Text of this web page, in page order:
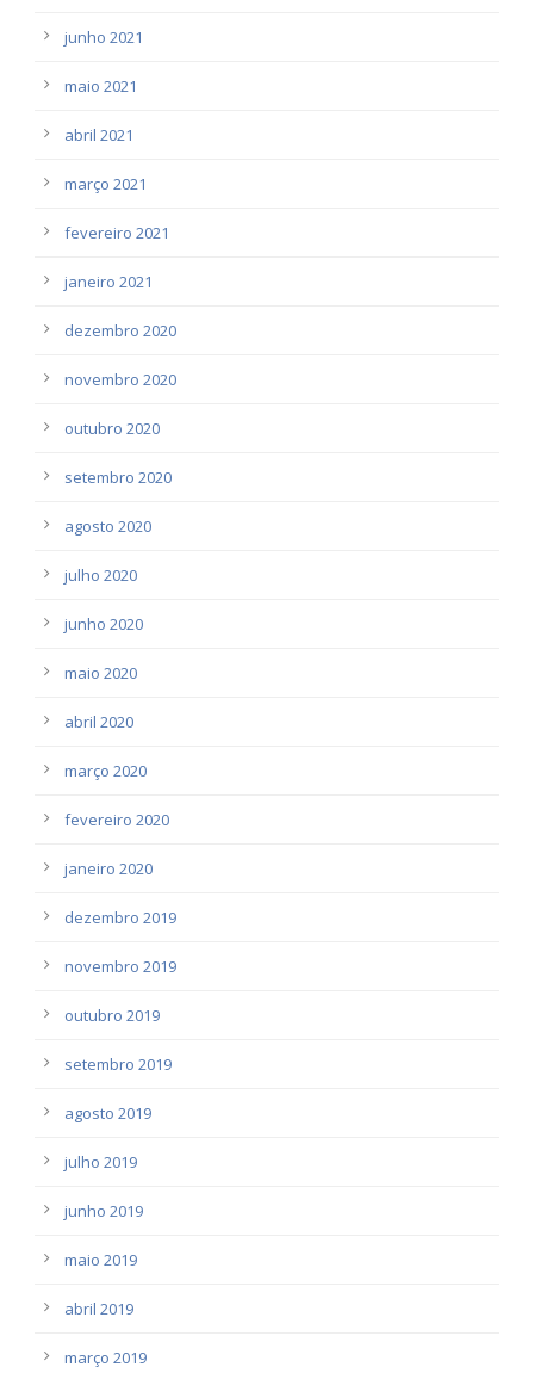
junho 2021
maio 2021
abril 2021
março 2021
fevereiro 2021
janeiro 2021
dezembro 2020
novembro 2020
outubro 2020
setembro 2020
agosto 2020
julho 2020
junho 2020
maio 2020
abril 2020
março 2020
fevereiro 2020
janeiro 2020
dezembro 2019
novembro 2019
outubro 2019
setembro 2019
agosto 2019
julho 2019
junho 2019
maio 2019
abril 2019
março 2019